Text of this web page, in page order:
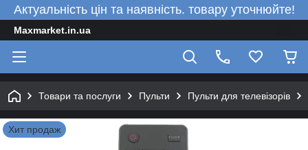
Актуальність цін та наявність. товару уточнюйте!
Maxmarket.in.ua
Товари та послуги Пульти Пульти для телевізорів
Хит продаж